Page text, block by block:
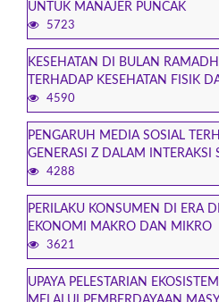
UNTUK MANAJER PUNCAK
5723
KESEHATAN DI BULAN
TERHADAP KESEHATAN FISIK
4590
PENGARUH MEDIA SOSIAL
GENERASI Z DALAM INTERAKSI
4288
PERILAKU KONSUMEN DI ERA
EKONOMI MAKRO DAN MIKRO
3621
UPAYA PELESTARIAN